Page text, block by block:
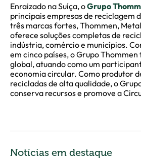
Enraizado na Suíça, oGrupo
principais empresas de reciclagem
três marcas fortes, Thommen,
oferece soluções completas de
indústria, comércio e municípios.
em cinco países, o Grupo
global, atuando como um
economia circular. Como produtor
recicladas de alta qualidade, o
conserva recursos e promove a
Notícias em destaque